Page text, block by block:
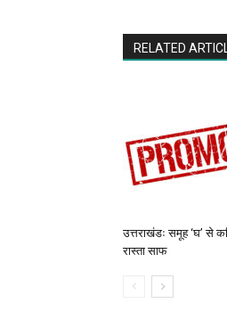
RELATED
उत्तराखंडः समूह ‘घ’ से
रास्ता साफ